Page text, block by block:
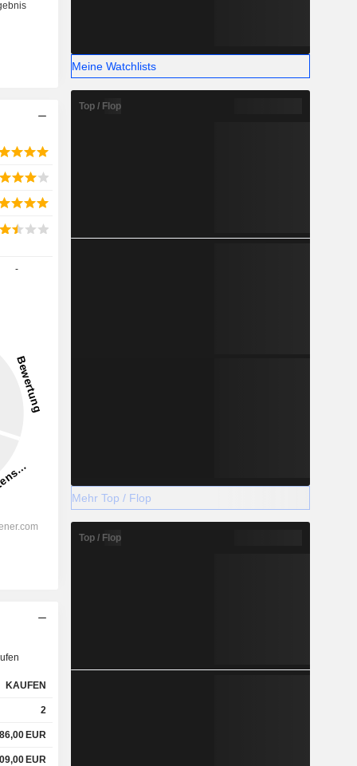
-
KAUFEN
2
86,00EUR
EUR
Meine Watchlists
Top / Flop
Mehr Top / Flop
Top / Flop